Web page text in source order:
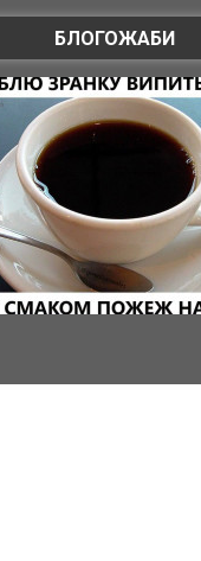
БЛОГОЖАБИ